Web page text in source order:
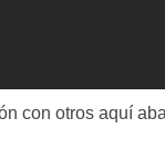
con otros aquí